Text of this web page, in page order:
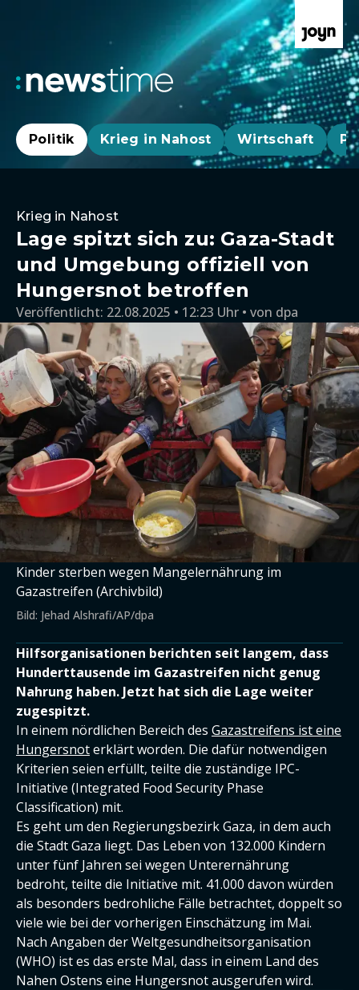
Politik Krieg in Nahost Wirtschaft
Krieg in Nahost
Lage spitzt sich zu: Gaza-Stadt
und Umgebung offiziell von
Hungersnot betroffen
Veröffentlicht: 22.08.2025 • 12:23 Uhr von dpa
Kinder sterben wegen Mangelernährung im
Gazastreifen (Archivbild)
Bild: Jehad Alshrafi/AP/dpa
Hilfsorganisationen berichten seit langem, dass
Hunderttausende im Gazastreifen nicht genug
Nahrung haben. Jetzt hat sich die Lage weiter
zugespitzt.
In einem nördlichen Bereich des Gazastreifens ist eine
Hungersnoterklärt worden. Die dafür notwendigen
Kriterien seien erfüllt, teilte die zuständige IPC-
Initiative (Integrated Food Security Phase
Classification) mit.
Es geht um den Regierungsbezirk Gaza, in dem auch
die Stadt Gaza liegt. Das Leben von 132.000 Kindern
unter fünf Jahren sei wegen Unterernährung
bedroht, teilte die Initiative mit. 41.000 davon würden
als besonders bedrohliche Fälle betrachtet, doppelt so
viele wie bei der vorherigen Einschätzung im Mai.
Nach Angaben der Weltgesundheitsorganisation
(WHO) ist es das erste Mal, dass in einem Land des
Nahen Ostens eine Hungersnot ausgerufen wird.